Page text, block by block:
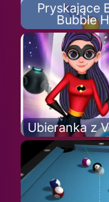
Pryskające
Bubble
Ubieranka z